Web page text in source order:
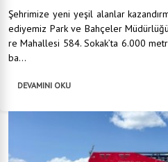
Şehrimize yeni yeşil alanlar
ediyemiz Park ve Bahçeler
re Mahallesi 584. Sokak’ta 6.000
ba...
DEVAMINI OKU